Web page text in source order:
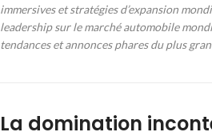
immersives et stratégies d’expansion
leadership sur le marché automobile
tendances et annonces phares du plus
La domination